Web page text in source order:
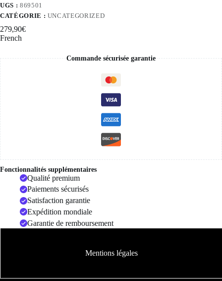
UGS : 869501
CATÉGORIE : UNCATEGORIZED
279,90€
French
Commande sécurisée garantie
Fonctionnalités supplémentaires
Qualité premium
Paiements sécurisés
Satisfaction garantie
Expédition mondiale
Garantie de remboursement
Mentions légales